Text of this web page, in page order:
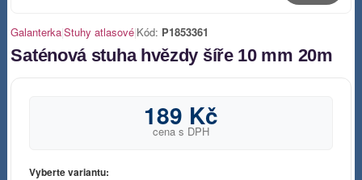
Galanterka|Stuhy atlasové|Kód: P1853361
Saténová stuha hvězdy šíře 10 mm 20m
189 Kč
cena s DPH
Vyberte variantu: